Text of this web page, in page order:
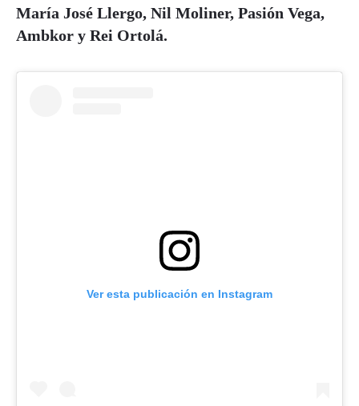
María José Llergo, Nil Moliner, Pasión Vega,
Ambkor y Rei Ortolá.
Ver esta publicación en Instagram